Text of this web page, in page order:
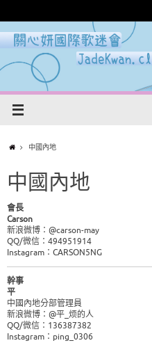
中國內地
中國內地
會長
Carson
新浪微博：@carson-may
QQ/微信：494951914
Instagram：CARSON5NG
幹事
平
中國內地分部管理員
新浪微博：@平_烦的人
QQ/微信：136387382
Instagram：ping_0306